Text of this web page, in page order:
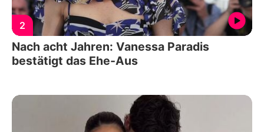
2
Nach acht Jahren: Vanessa Paradis
bestätigt das Ehe-Aus